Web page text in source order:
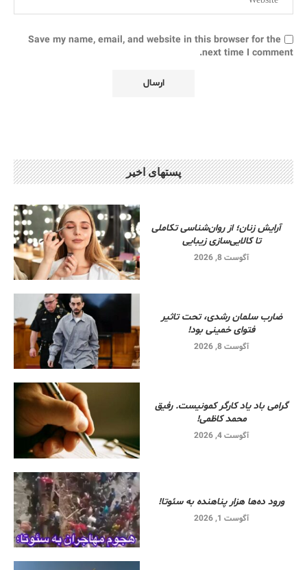
Save my name, email, and website in this browser for the
next time I comment.
پستهای اخیر
آرایش زنان؛ از روان‌شناسی تکاملی
تا کالایی‌سازی زیبایی
آگوست 8, 2026
ضارب سلمان رشدی، تحت تاثیر
فتوای خمینی بود!
آگوست 8, 2026
گرامی باد یاد کارگر کمونیست. رفیق
محمد کاظمی!
آگوست 4, 2026
ورود ده‌ها هزار پناهنده به سئوتا!
آگوست 1, 2026